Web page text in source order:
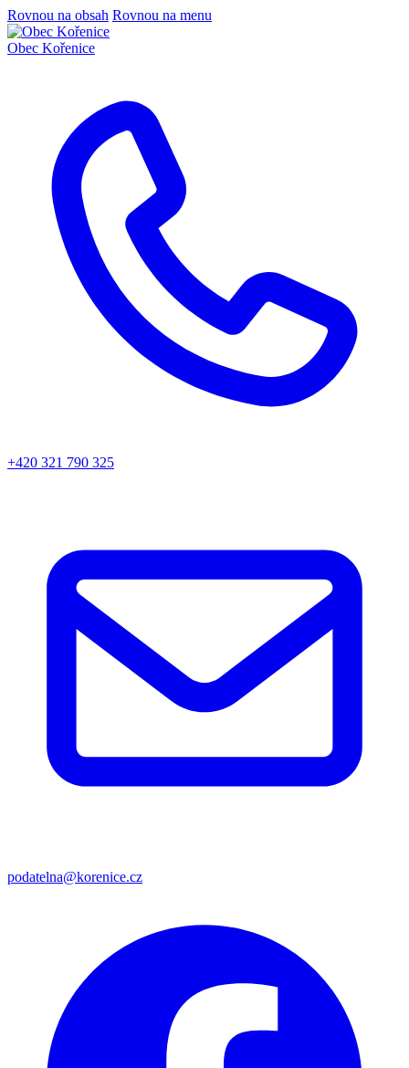
Rovnou na obsah Rovnou na menu
Obec Kořenice
+420 321 790 325
podatelna@korenice.cz